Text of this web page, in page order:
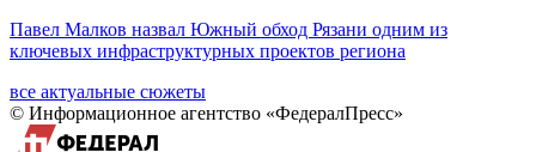
Павел Малков назвал Южный обход Рязани одним из
ключевых инфраструктурных проектов региона
все актуальные сюжеты
© Информационное агентство «ФедералПресс»